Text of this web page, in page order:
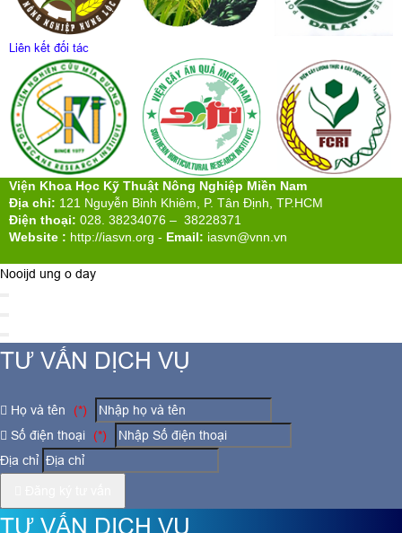
Liên kết đối tác
Viện Khoa Học Kỹ Thuật Nông Nghiệp Miền Nam
Địa chỉ: 121 Nguyễn Bỉnh Khiêm, P. Tân Định, TP.HCM
Điện thoại: 028. 38234076 – 38228371
Website : http://iasvn.org - Email: iasvn@vnn.vn
Nooijd ung o day
TƯ VẤN DỊCH VỤ
Họ và tên
(*)
Số điện thoại
(*)
Địa chỉ
TƯ VẤN DỊCH VỤ